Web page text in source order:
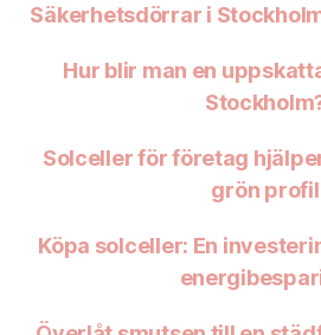
Säkerhetsdörrar i
Hur blir man en
Solceller för företag
grön profil
Köpa solceller: En